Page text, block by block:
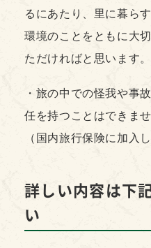
るにあたり、里に暮ら
環境のことをともに大
ただければと思います。
・旅の中での怪我や事
任を持つことはできま
（国内旅行保険に加入
詳しい内容は下
い